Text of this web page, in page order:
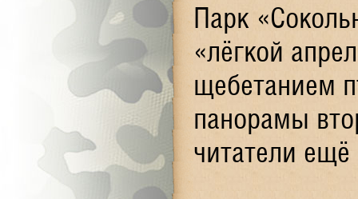
Парк
«лёгкой
щебетанием
панорамы
читатели